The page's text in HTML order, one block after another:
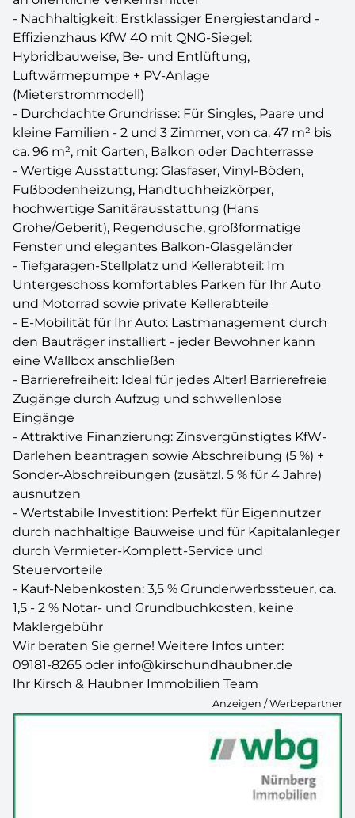
- Nachhaltigkeit: Erstklassiger Energiestandard -
Effizienzhaus KfW 40 mit QNG-Siegel:
Hybridbauweise, Be- und Entlüftung,
Luftwärmepumpe + PV-Anlage
(Mieterstrommodell)
- Durchdachte Grundrisse: Für Singles, Paare und
kleine Familien - 2 und 3 Zimmer, von ca. 47 m² bis
ca. 96 m², mit Garten, Balkon oder Dachterrasse
- Wertige Ausstattung: Glasfaser, Vinyl-Böden,
Fußbodenheizung, Handtuchheizkörper,
hochwertige Sanitärausstattung (Hans
Grohe/Geberit), Regendusche, großformatige
Fenster und elegantes Balkon-Glasgeländer
- Tiefgaragen-Stellplatz und Kellerabteil: Im
Untergeschoss komfortables Parken für Ihr Auto
und Motorrad sowie private Kellerabteile
- E-Mobilität für Ihr Auto: Lastmanagement durch
den Bauträger installiert - jeder Bewohner kann
eine Wallbox anschließen
- Barrierefreiheit: Ideal für jedes Alter! Barrierefreie
Zugänge durch Aufzug und schwellenlose
Eingänge
- Attraktive Finanzierung: Zinsvergünstigtes KfW-
Darlehen beantragen sowie Abschreibung (5 %) +
Sonder-Abschreibungen (zusätzl. 5 % für 4 Jahre)
ausnutzen
- Wertstabile Investition: Perfekt für Eigennutzer
durch nachhaltige Bauweise und für Kapitalanleger
durch Vermieter-Komplett-Service und
Steuervorteile
- Kauf-Nebenkosten: 3,5 % Grunderwerbssteuer, ca.
1,5 - 2 % Notar- und Grundbuchkosten, keine
Maklergebühr
Wir beraten Sie gerne! Weitere Infos unter:
09181-8265 oder info@kirschundhaubner.de
Ihr Kirsch & Haubner Immobilien Team
Anzeigen / Werbepartner